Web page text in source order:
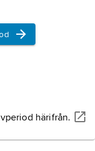
härifrån.